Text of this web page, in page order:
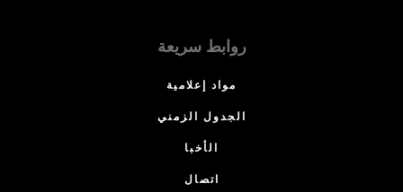
روابط سريعة
مواد إعلامية
الجدول الزمني
الأخبا
اتصال